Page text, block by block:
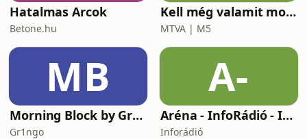
Hatalmas Arcok
Betone.hu
Kell még valamit mondanom, Ildikó?
MTVA | M5
MB
Morning Block by Gr1ngo
Gr1ngo
A-
Aréna - InfoRádió - Infostart.hu
Inforádió